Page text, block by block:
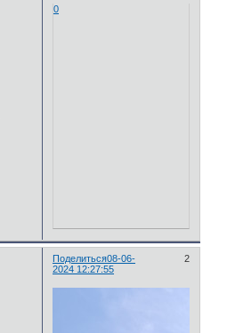
0
Поделиться 2
08-06-
2024 12:27:55